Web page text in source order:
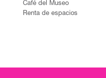
Café del Museo
Renta de espacios